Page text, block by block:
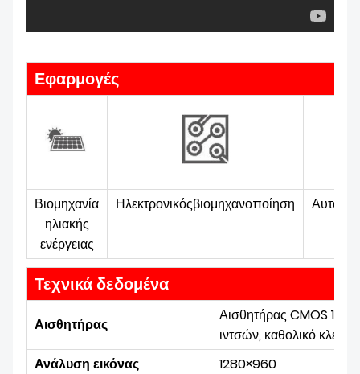
Εφαρμογές
Βιομηχανία
ηλιακής
ενέργειας
Ηλεκτρονικόςβιομηχανοποίηση
Τεχνικά δεδομένα
Αισθητήρας
Αισθητήρας CMOS 1/3
ιντσών, καθολικό
Ανάλυση εικόνας
1280×960